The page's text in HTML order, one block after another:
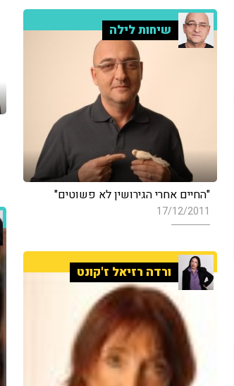
שיחות לילה
"החיים אחרי הגירושין לא פשוטים"
17/12/2011
ורדה רזיאל ז'קונט